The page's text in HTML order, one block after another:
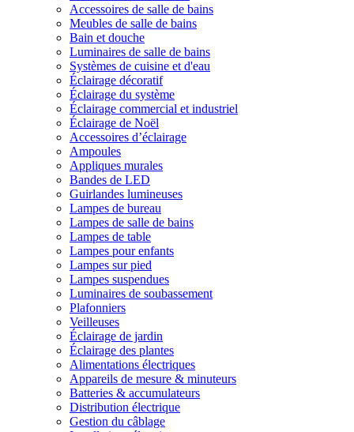
Accessoires de salle de bains
Meubles de salle de bains
Bain et douche
Luminaires de salle de bains
Systèmes de cuisine et d'eau
Éclairage décoratif
Éclairage du système
Éclairage commercial et industriel
Éclairage de Noël
Accessoires d’éclairage
Ampoules
Appliques murales
Bandes de LED
Guirlandes lumineuses
Lampes de bureau
Lampes de salle de bains
Lampes de table
Lampes pour enfants
Lampes sur pied
Lampes suspendues
Luminaires de soubassement
Plafonniers
Veilleuses
Éclairage de jardin
Éclairage des plantes
Alimentations électriques
Appareils de mesure & minuteurs
Batteries & accumulateurs
Distribution électrique
Gestion du câblage